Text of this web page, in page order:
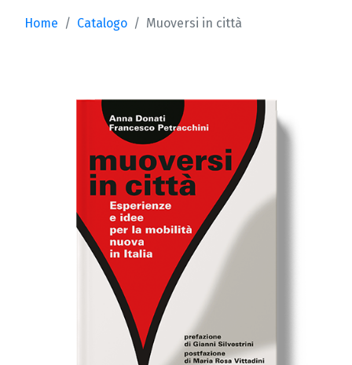
Home Catalogo Muoversi in città